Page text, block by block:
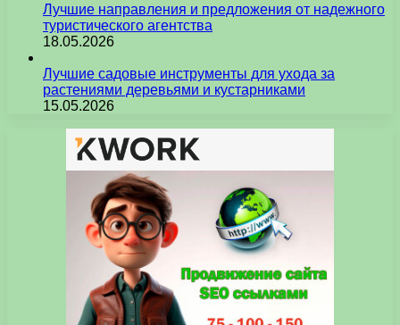
Лучшие направления и предложения от надежного
туристического агентства
18.05.2026
Лучшие садовые инструменты для ухода за
растениями деревьями и кустарниками
15.05.2026